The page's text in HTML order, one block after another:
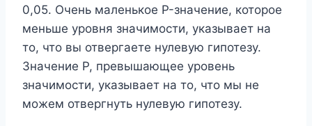
0,05. Очень маленькое P-значение, которое
меньше уровня значимости, указывает на
то, что вы отвергаете нулевую гипотезу.
Значение P, превышающее уровень
значимости, указывает на то, что мы не
можем отвергнуть нулевую гипотезу.